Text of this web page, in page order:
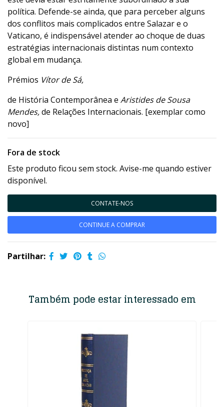
política. Defende-se ainda, que para perceber alguns
dos conflitos mais complicados entre Salazar e o
Vaticano, é indispensável atender ao choque de duas
estratégias internacionais distintas num contexto
global em mudança.
Prémios Vítor de Sá,
de História Contemporânea e Aristides de Sousa
Mendes,de Relações Internacionais. [exemplar como
novo]
Fora de stock
Este produto ficou sem stock. Avise-me quando estiver
disponível.
CONTATE-NOS
CONTINUE A COMPRAR
Partilhar:
Também pode estar interessado em